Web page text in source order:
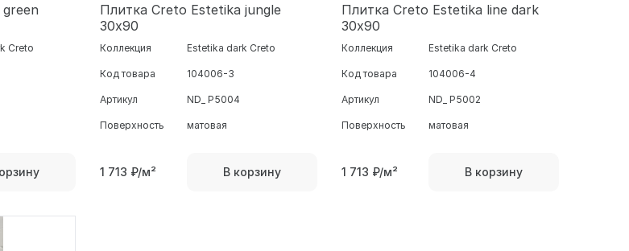
Creto
Плитка Creto Estetika jungle
30х90
Коллекция Estetika dark Creto
Код товара 104006-3
Артикул ND_ P5004
Поверхность матовая
1 713 ₽/м² В корзину
Плитка Creto Estetika line dark
30х90
Коллекция Estetika dark Creto
Код товара 104006-4
Артикул ND_ P5002
Поверхность матовая
1 713 ₽/м² В корзину